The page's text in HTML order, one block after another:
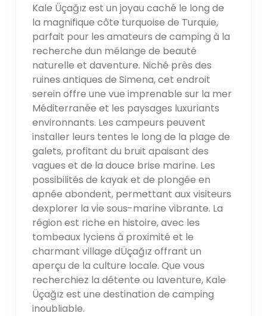
Kale Üçağız est un joyau caché le long de
la magnifique côte turquoise de Turquie,
parfait pour les amateurs de camping à la
recherche dun mélange de beauté
naturelle et daventure. Niché près des
ruines antiques de Simena, cet endroit
serein offre une vue imprenable sur la mer
Méditerranée et les paysages luxuriants
environnants. Les campeurs peuvent
installer leurs tentes le long de la plage de
galets, profitant du bruit apaisant des
vagues et de la douce brise marine. Les
possibilités de kayak et de plongée en
apnée abondent, permettant aux visiteurs
dexplorer la vie sous-marine vibrante. La
région est riche en histoire, avec les
tombeaux lyciens à proximité et le
charmant village dÜçağız offrant un
aperçu de la culture locale. Que vous
recherchiez la détente ou laventure, Kale
Üçağız est une destination de camping
inoubliable.